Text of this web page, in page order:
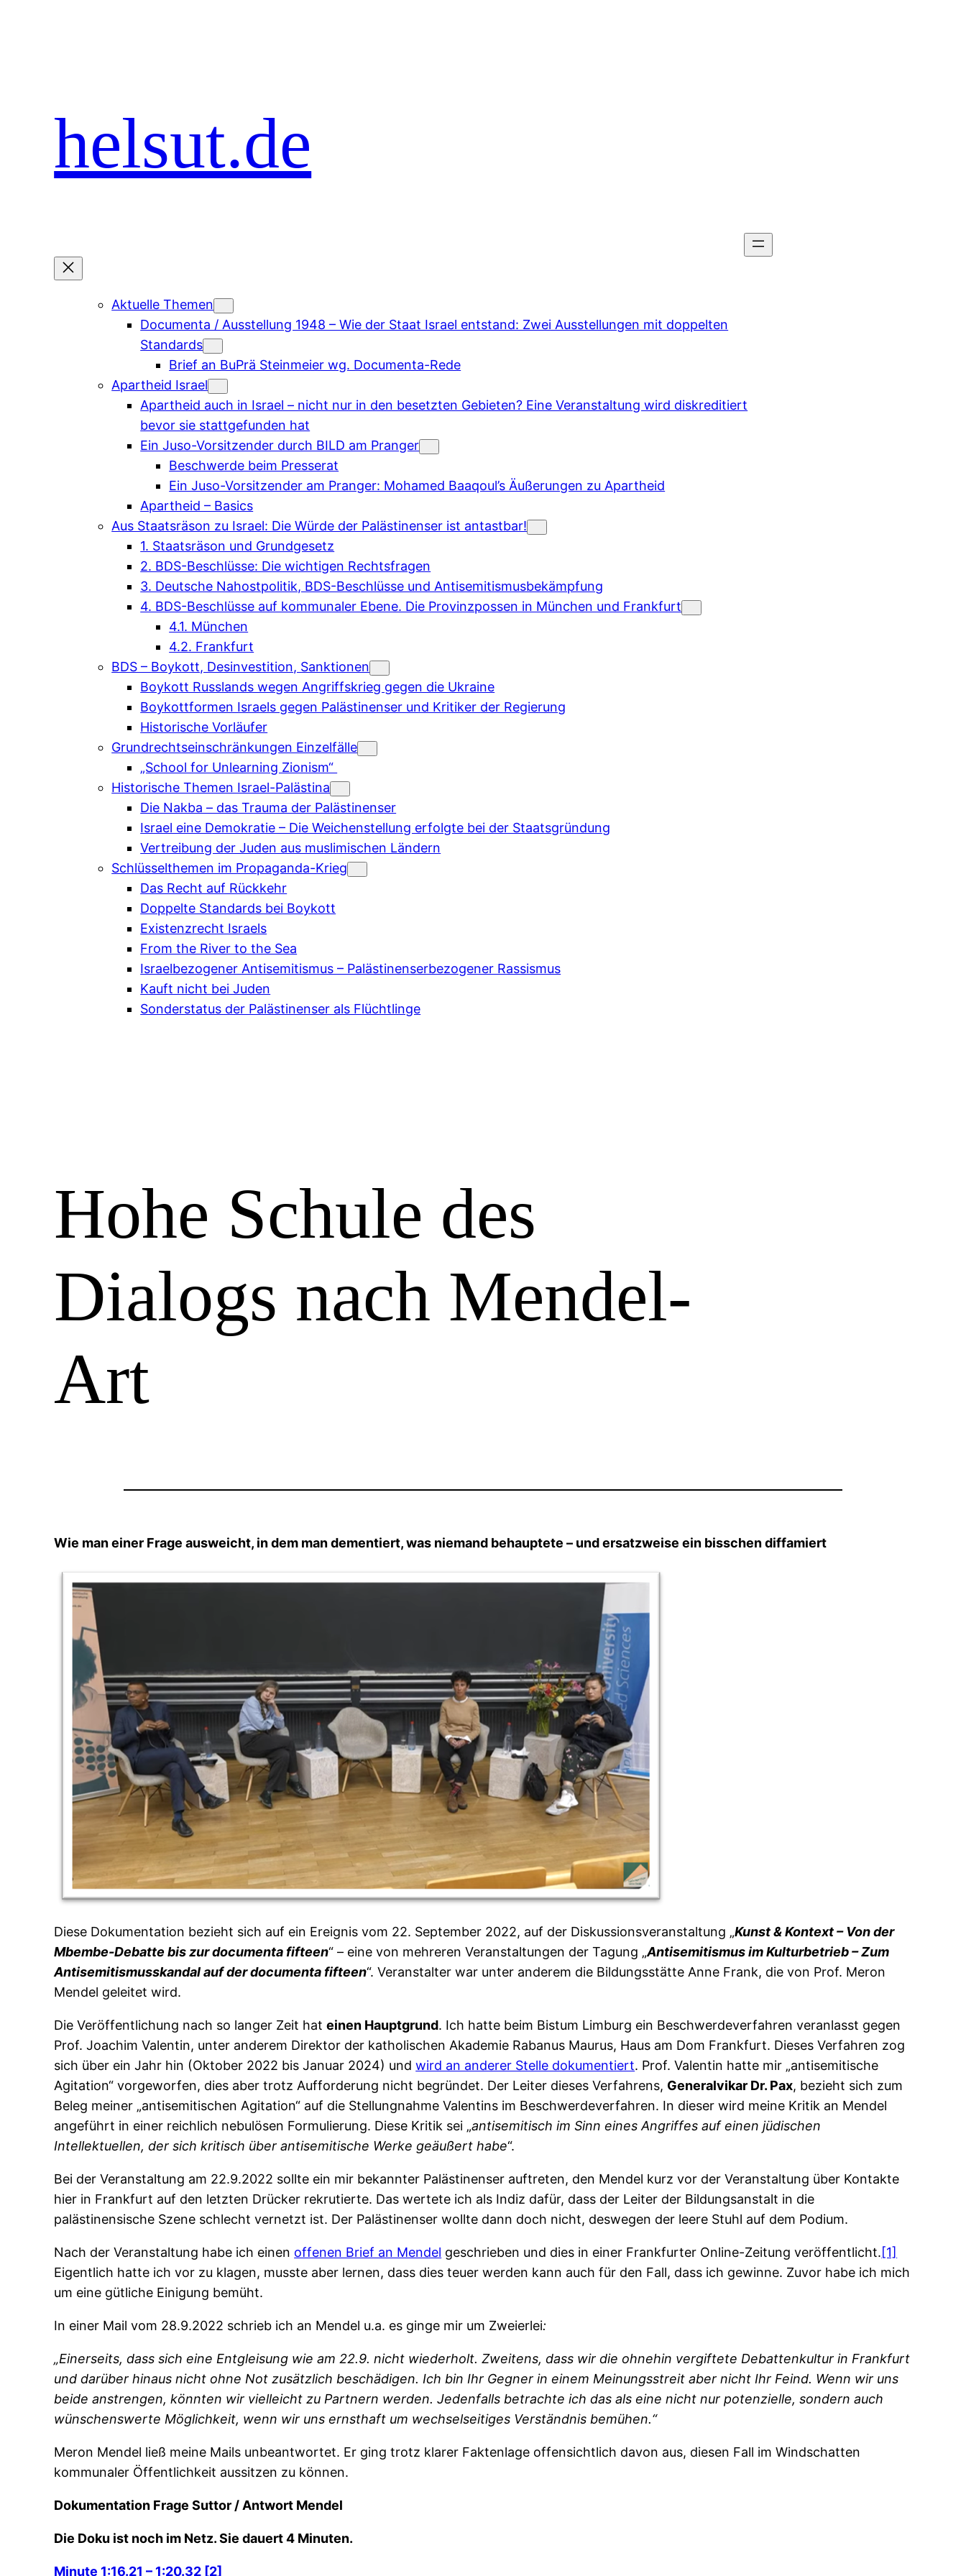
helsut.de
Aktuelle Themen
Documenta / Ausstellung 1948 – Wie der Staat Israel entstand: Zwei Ausstellungen mit doppelten
Standards
Brief an BuPrä Steinmeier wg. Documenta-Rede
Apartheid Israel
Apartheid auch in Israel – nicht nur in den besetzten Gebieten? Eine Veranstaltung wird diskreditiert
bevor sie stattgefunden hat
Ein Juso-Vorsitzender durch BILD am Pranger
Beschwerde beim Presserat
Ein Juso-Vorsitzender am Pranger: Mohamed Baaqoul’s Äußerungen zu Apartheid
Apartheid – Basics
Aus Staatsräson zu Israel: Die Würde der Palästinenser ist antastbar!
1. Staatsräson und Grundgesetz
2. BDS-Beschlüsse: Die wichtigen Rechtsfragen
3. Deutsche Nahostpolitik, BDS-Beschlüsse und Antisemitismusbekämpfung
4. BDS-Beschlüsse auf kommunaler Ebene. Die Provinzpossen in München und Frankfurt
4.1. München
4.2. Frankfurt
BDS – Boykott, Desinvestition, Sanktionen
Boykott Russlands wegen Angriffskrieg gegen die Ukraine
Boykottformen Israels gegen Palästinenser und Kritiker der Regierung
Historische Vorläufer
Grundrechtseinschränkungen Einzelfälle
„School for Unlearning Zionism“
Historische Themen Israel-Palästina
Die Nakba – das Trauma der Palästinenser
Israel eine Demokratie – Die Weichenstellung erfolgte bei der Staatsgründung
Vertreibung der Juden aus muslimischen Ländern
Schlüsselthemen im Propaganda-Krieg
Das Recht auf Rückkehr
Doppelte Standards bei Boykott
Existenzrecht Israels
From the River to the Sea
Israelbezogener Antisemitismus – Palästinenserbezogener Rassismus
Kauft nicht bei Juden
Sonderstatus der Palästinenser als Flüchtlinge
Hohe Schule des
Dialogs nach Mendel-
Art
Wie man einer Frage ausweicht, in dem man dementiert, was niemand behauptete – und ersatzweise ein bisschen diffamiert
Diese Dokumentation bezieht sich auf ein Ereignis vom 22. September 2022, auf der Diskussionsveranstaltung „Kunst & Kontext – Von der
Mbembe-Debatte bis zur documenta fifteen“ – eine von mehreren Veranstaltungen der Tagung „Antisemitismus im Kulturbetrieb – Zum
Antisemitismusskandal auf der documenta fifteen“. Veranstalter war unter anderem die Bildungsstätte Anne Frank, die von Prof. Meron
Mendel geleitet wird.
Die Veröffentlichung nach so langer Zeit hateinen Hauptgrund. Ich hatte beim Bistum Limburg ein Beschwerdeverfahren veranlasst gegen
Prof. Joachim Valentin, unter anderem Direktor der katholischen Akademie Rabanus Maurus, Haus am Dom Frankfurt. Dieses Verfahren zog
sich über ein Jahr hin (Oktober 2022 bis Januar 2024) undwird an anderer Stelle dokumentiert. Prof. Valentin hatte mir „antisemitische
Agitation“ vorgeworfen, dies aber trotz Aufforderung nicht begründet. Der Leiter dieses Verfahrens, Generalvikar Dr. Pax, bezieht sich zum
Beleg meiner „antisemitischen Agitation“ auf die Stellungnahme Valentins im Beschwerdeverfahren. In dieser wird meine Kritik an Mendel
angeführt in einer reichlich nebulösen Formulierung. Diese Kritik sei „antisemitisch im Sinn eines Angriffes auf einen jüdischen
Intellektuellen, der sich kritisch über antisemitische Werke geäußert habe“.
Bei der Veranstaltung am 22.9.2022 sollte ein mir bekannter Palästinenser auftreten, den Mendel kurz vor der Veranstaltung über Kontakte
hier in Frankfurt auf den letzten Drücker rekrutierte. Das wertete ich als Indiz dafür, dass der Leiter der Bildungsanstalt in die
palästinensische Szene schlecht vernetzt ist. Der Palästinenser wollte dann doch nicht, deswegen der leere Stuhl auf dem Podium.
Nach der Veranstaltung habe ich einen offenen Brief an Mendel geschrieben und dies in einer Frankfurter Online-Zeitung veröffentlicht.[1]
Eigentlich hatte ich vor zu klagen, musste aber lernen, dass dies teuer werden kann auch für den Fall, dass ich gewinne. Zuvor habe ich mich
um eine gütliche Einigung bemüht.
In einer Mail vom 28.9.2022 schrieb ich an Mendel u.a. es ginge mir um Zweierlei:
„Einerseits, dass sich eine Entgleisung wie am 22.9. nicht wiederholt. Zweitens, dass wir die ohnehin vergiftete Debattenkultur in Frankfurt
und darüber hinaus nicht ohne Not zusätzlich beschädigen. Ich bin Ihr Gegner in einem Meinungsstreit aber nicht Ihr Feind. Wenn wir uns
beide anstrengen, könnten wir vielleicht zu Partnern werden. Jedenfalls betrachte ich das als eine nicht nur potenzielle, sondern auch
wünschenswerte Möglichkeit, wenn wir uns ernsthaft um wechselseitiges Verständnis bemühen.“
Meron Mendel ließ meine Mails unbeantwortet. Er ging trotz klarer Faktenlage offensichtlich davon aus, diesen Fall im Windschatten
kommunaler Öffentlichkeit aussitzen zu können.
Dokumentation Frage Suttor / Antwort Mendel
Die Doku ist noch im Netz. Sie dauert 4 Minuten.
Minute 1:16.21 – 1:20.32 [2]